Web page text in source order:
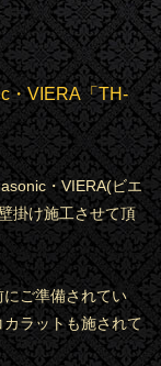
・VIERA「TH-
・VIERA(ビエ
掛け施工させて頂
ご準備されてい
ラットも施されて